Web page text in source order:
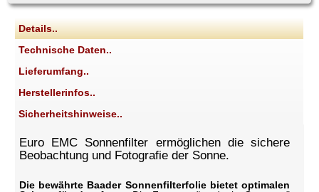
Details..
Technische Daten..
Lieferumfang..
Herstellerinfos..
Sicherheitshinweise..
Euro EMC Sonnenfilter ermöglichen die sichere
Beobachtung und Fotografie der Sonne.
Die bewährte Baader Sonnenfilterfolie bietet optimalen